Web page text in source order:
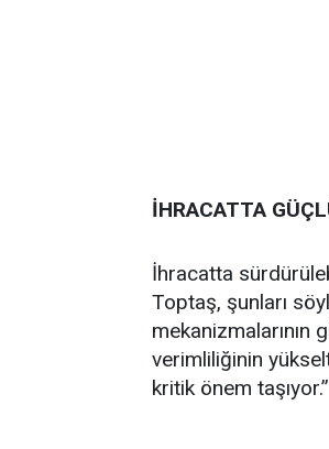
İHRACATTA
İhracatta
Toptaş, şunları
mekanizmalarının
verimliliğinin
kritik önem taşıyor.”